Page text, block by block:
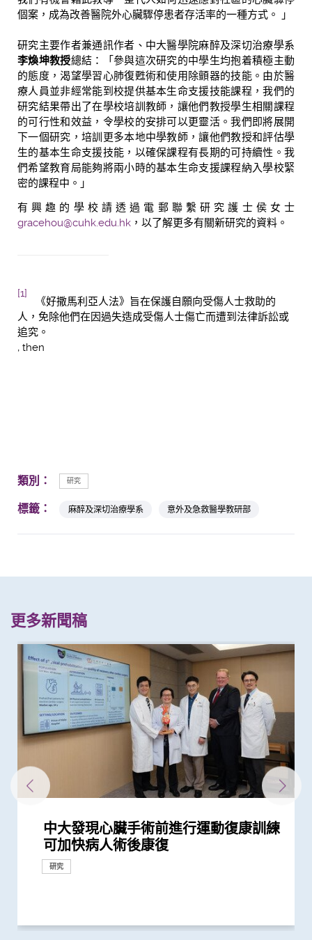
個案，成為改善醫院外心臟驟停患者存活率的一種方式。 」
研究主要作者兼通訊作者、中大醫學院麻醉及深切治療學系
李煥坤教授總結：「參與這次研究的中學生均抱着積極主動
的態度，渴望學習心肺復甦術和使用除顫器的技能。由於醫
療人員並非經常能到校提供基本生命支援技能課程，我們的
研究結果帶出了在學校培訓教師，讓他們教授學生相關課程
的可行性和效益，令學校的安排可以更靈活。我們即將展開
下一個研究，培訓更多本地中學教師，讓他們教授和評估學
生的基本生命支援技能，以確保課程有長期的可持續性。我
們希望教育局能夠將兩小時的基本生命支援課程納入學校緊
密的課程中。」
有興趣的學校請透過電郵聯繫研究護士侯女士
gracehou@cuhk.edu.hk ，以了解更多有關新研究的資料。
[1]
《好撒馬利亞人法》旨在保護自願向受傷人士救助的
人，免除他們在因過失造成受傷人士傷亡而遭到法律訴訟或
追究。
, then
類別： 研究
標籤： 麻醉及深切治療學系 意外及急救醫學教研部
更多新聞稿
中大發現心臟手術前進行運動復康訓練
可加快病人術後康復
研究
中大證實美沙酮於心臟手術後止痛效果
遠勝嗎啡 急性疼痛減輕六成 鴉片
類藥物依賴性降低近七成
懷未足月孖胎孕婦急性主動脈撕裂 情
況極罕見危急 中大威院跨專科團隊成
功為孕婦緊急修復主動脈保三命
中大發現本港每四宗成人死亡個案中一
宗與敗血症相關 成人敗血症發病率與
死亡率過去十年持續增加
中大醫學院與海外外科專家聯合建議
新冠患者將手術延後七星期以減低死亡
風險
中大發現嚴重睡眠窒息症未經治療患者
手術後較易出現心血管問題 籲手術前
進行睡眠窒息症評估以減風險
中大促請單車使用者佩戴頭盔及其他防
護措施 以減輕意外引致的腦創傷
研究